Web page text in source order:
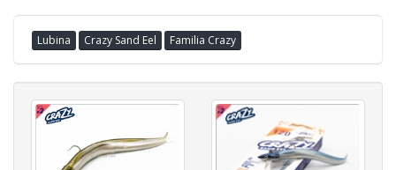
Lubina Crazy Sand Eel Familia Crazy